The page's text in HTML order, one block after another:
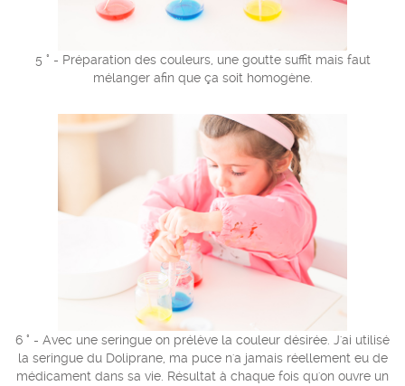
5 ° - Préparation des couleurs, une goutte suffit mais faut
mélanger afin que ça soit homogène.
6 ° - Avec une seringue on prélève la couleur désirée. J'ai utilisé
la seringue du Doliprane, ma puce n'a jamais réellement eu de
médicament dans sa vie. Résultat à chaque fois qu'on ouvre un